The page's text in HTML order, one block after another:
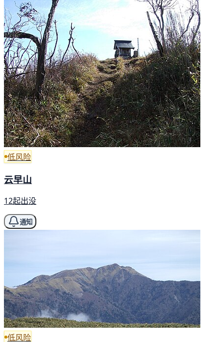
低风险
云早山
12起出没
通知
低风险